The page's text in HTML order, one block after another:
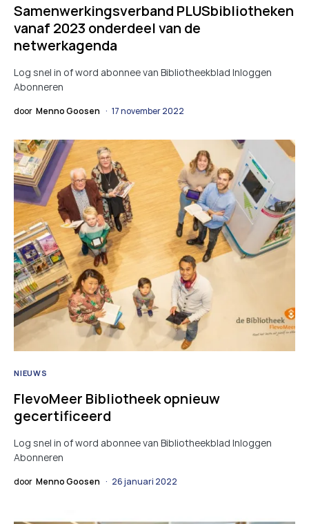
Samenwerkingsverband PLUSbibliotheken
vanaf 2023 onderdeel van de
netwerkagenda
Log snel in of word abonnee van Bibliotheekblad Inloggen
Abonneren
door Menno Goosen 17 november 2022
NIEUWS
FlevoMeer Bibliotheek opnieuw
gecertificeerd
Log snel in of word abonnee van Bibliotheekblad Inloggen
Abonneren
door Menno Goosen 26 januari 2022